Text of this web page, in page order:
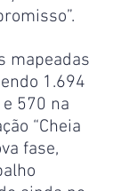
mapeadas
1.694
570 na
“Cheia
fase,